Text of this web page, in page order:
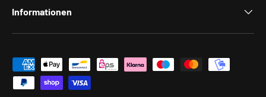
Informationen
Zahlungsmethoden